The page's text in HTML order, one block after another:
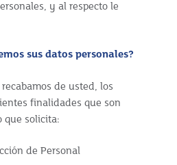
y al respecto le
sus datos personales?
de usted, los
finalidades que son
que solicita:
de Personal